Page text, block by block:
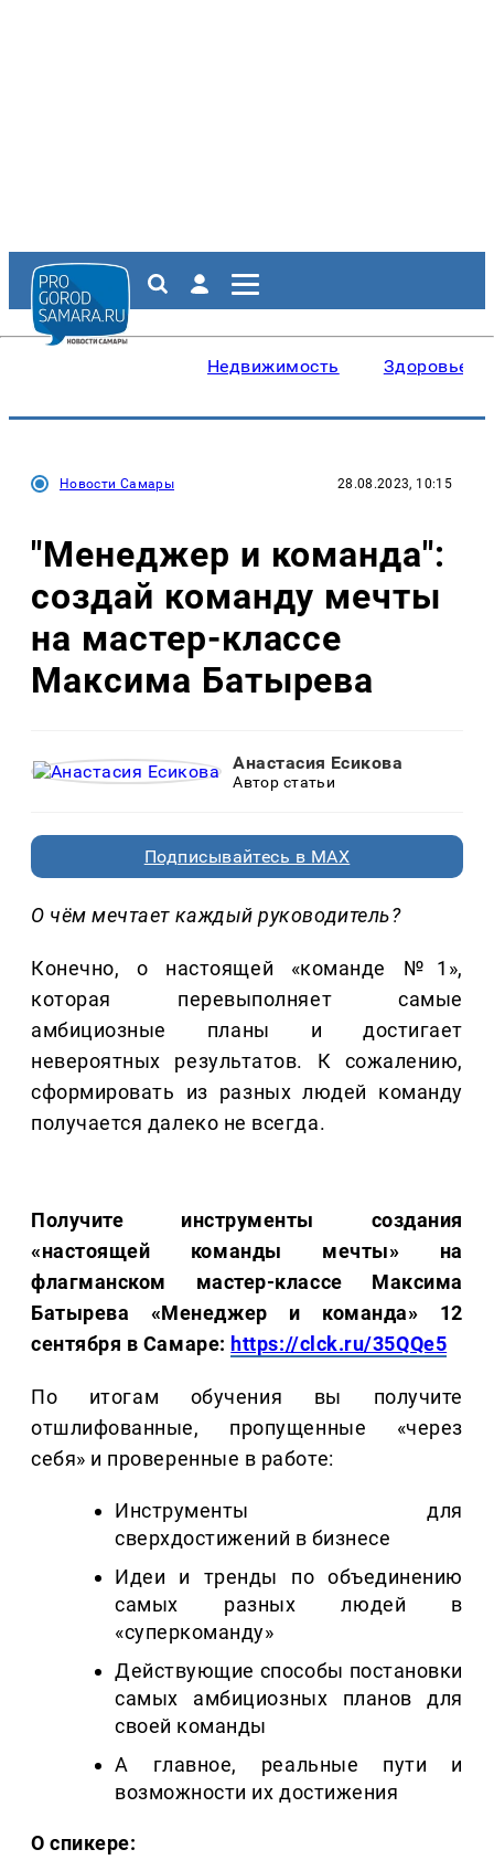
Недвижимость Здоровье
Новости Самары 28.08.2023, 10:15
"Менеджер и команда":
создай команду мечты
на мастер-классе
Максима Батырева
Анастасия Есикова
Автор статьи
Подписывайтесь в MAX
О чём мечтает каждый руководитель?
Конечно, о настоящей «команде №1»,
которая перевыполняет самые
амбициозные планы и достигает
невероятных результатов. К сожалению,
сформировать из разных людей команду
получается далеко не всегда.
Получите инструменты создания
«настоящей команды мечты» на
флагманском мастер-классе Максима
Батырева «Менеджер и команда» 12
сентября в Самаре: https://clck.ru/35QQe5
По итогам обучения вы получите
отшлифованные, пропущенные «через
себя» и проверенные в работе:
Инструменты для
сверхдостижений в бизнесе
Идеи и тренды по объединению
самых разных людей в
«суперкоманду»
Действующие способы постановки
самых амбициозных планов для
своей команды
А главное, реальные пути и
возможности их достижения
О спикере: